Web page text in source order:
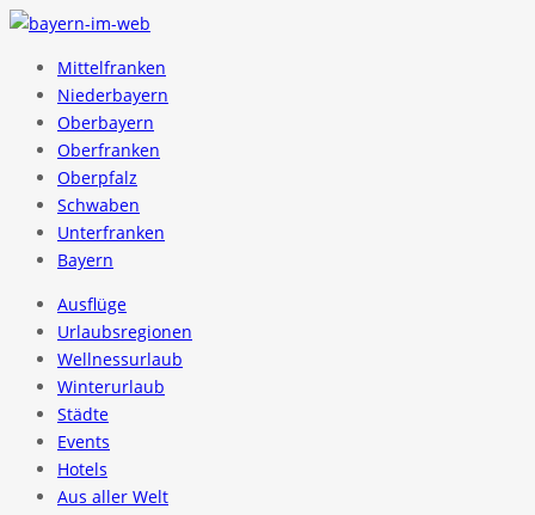
Mittelfranken
Niederbayern
Oberbayern
Oberfranken
Oberpfalz
Schwaben
Unterfranken
Bayern
Ausflüge
Urlaubsregionen
Wellnessurlaub
Winterurlaub
Städte
Events
Hotels
Aus aller Welt